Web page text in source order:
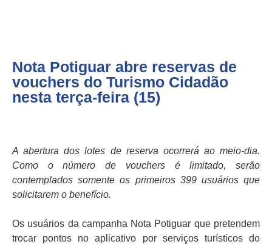
Nota Potiguar abre reservas de
vouchers do Turismo Cidadão
nesta terça-feira (15)
A abertura dos lotes de reserva ocorrerá ao meio-dia.
Como o número de vouchers é limitado, serão
contemplados somente os primeiros 399 usuários que
solicitarem o benefício.
Os usuários da campanha Nota Potiguar que pretendem
trocar pontos no aplicativo por serviços turísticos do